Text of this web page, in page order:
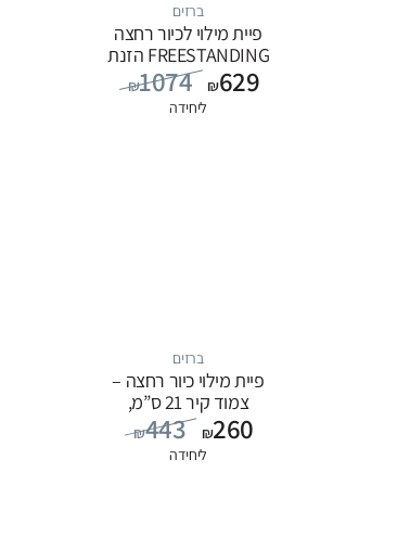
ברזים
פיית מילוי לכיור רחצה
FREESTANDING הזנת
מים מהרצפה, סדרה
FLOW: שחור
₪1074 ₪629
ליחידה
ברזים
פיית מילוי כיור רחצה –
צמוד קיר 21 ס”מ,
סדרה FLOW: כרום
₪443 ₪260
ליחידה